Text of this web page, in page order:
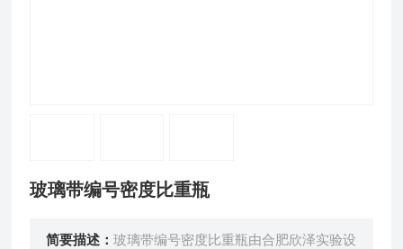
玻璃带编号密度比重瓶
简要描述：玻璃带编号密度比重瓶由合肥欣泽实验设